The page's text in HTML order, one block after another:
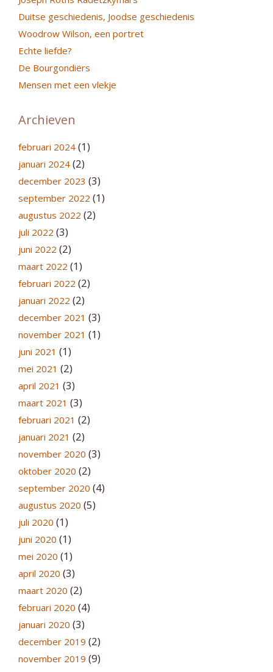
Duitse geschiedenis, Joodse geschiedenis
Woodrow Wilson, een portret
Echte liefde?
De Bourgondiërs
Mensen met een vlekje
Archieven
februari 2024 (1)
januari 2024 (2)
december 2023 (3)
september 2022 (1)
augustus 2022 (2)
juli 2022 (3)
juni 2022 (2)
maart 2022 (1)
februari 2022 (2)
januari 2022 (2)
december 2021 (3)
november 2021 (1)
juni 2021 (1)
mei 2021 (2)
april 2021 (3)
maart 2021 (3)
februari 2021 (2)
januari 2021 (2)
november 2020 (3)
oktober 2020 (2)
september 2020 (4)
augustus 2020 (5)
juli 2020 (1)
juni 2020 (1)
mei 2020 (1)
april 2020 (3)
maart 2020 (2)
februari 2020 (4)
januari 2020 (3)
december 2019 (2)
november 2019 (9)